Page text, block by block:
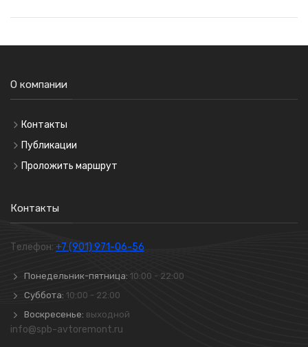
О компании
Контакты
Публикации
Проложить маршрут
Контакты
Телефон: +7 (901) 971-06-56
Понедельник-пятница: 10:00 - 22:00
Суббота: 10:00 - 22:00
Воскресенье: выходной
info@spb-avtoremont.ru